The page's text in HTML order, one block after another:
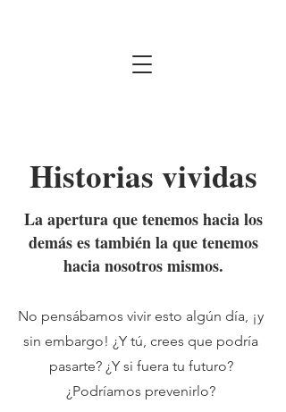
Historias vividas
La apertura que tenemos hacia los
demás es también la que tenemos
hacia nosotros mismos.
No pensábamos vivir esto algún día, ¡y
sin embargo! ¿Y tú, crees que podría
pasarte? ¿Y si fuera tu futuro?
¿Podríamos prevenirlo?